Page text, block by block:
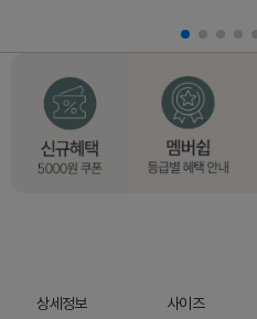
상세정보 사이즈